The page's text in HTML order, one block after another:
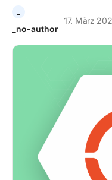
_no-author
17. März